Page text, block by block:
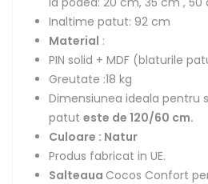
Inaltime patut: 92 cm
Material :
PIN solid + MDF (blaturile
Greutate :18 kg
Dimensiunea ideala pentru
patut este de 120/60 cm.
Culoare : Natur
Produs fabricat in UE.
Salteaua Cocos Confort